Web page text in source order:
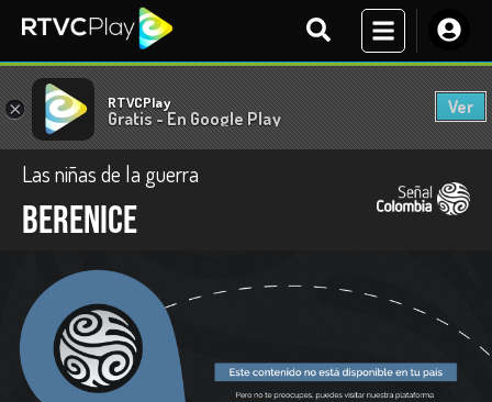
× RTVCPlay
Gratis - En Google Play
Ver
Las niñas de la guerra
Berenice